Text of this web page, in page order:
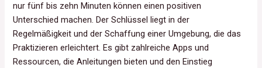
nur fünf bis zehn Minuten können einen positiven
Unterschied machen. Der Schlüssel liegt in der
Regelmäßigkeit und der Schaffung einer Umgebung, die das
Praktizieren erleichtert. Es gibt zahlreiche Apps und
Ressourcen, die Anleitungen bieten und den Einstieg